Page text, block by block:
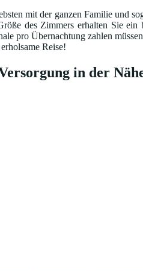
mit der ganzen Familie und
des Zimmers erhalten Sie
pro Übernachtung zahlen
Reise!
in der